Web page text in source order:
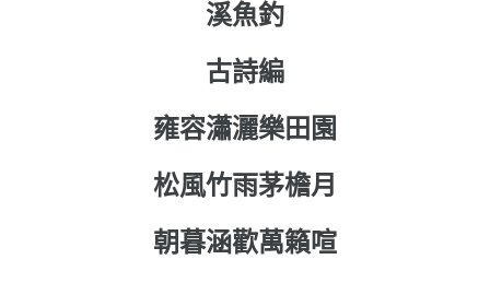
溪魚釣
古詩編
雍容瀟灑樂田園
松風竹雨茅檐月
朝暮涵歡萬籟喧